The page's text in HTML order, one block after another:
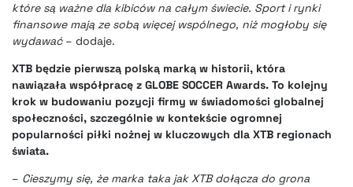
które są ważne dla kibiców na całym świecie. Sport i rynki
finansowe mają ze sobą więcej wspólnego, niż mogłoby się
wydawać – dodaje.
XTB będzie pierwszą polską marką w historii, która
nawiązała współpracę z GLOBE SOCCER Awards. To kolejny
krok w budowaniu pozycji firmy w świadomości globalnej
społeczności, szczególnie w kontekście ogromnej
popularności piłki nożnej w kluczowych dla XTB regionach
świata.
– Cieszymy się, że marka taka jak XTB dołącza do grona